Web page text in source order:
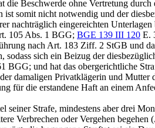
die Beschwerde ohne Vertretung
ist somit nicht notwendig und der
nachträglich eingereichten
105 Abs. 1 BGG; BGE 139 III 120 E.
nach Art. 183 Ziff. 2 StGB und
sodass sich ein Beizug der
BGG; und hat das obergerichtliche
damaligen Privatklägerin und Mutter
für die erstandene Haft an einem
seiner Strafe, mindestens aber drei
Verbrechen oder Vergehen begehen (